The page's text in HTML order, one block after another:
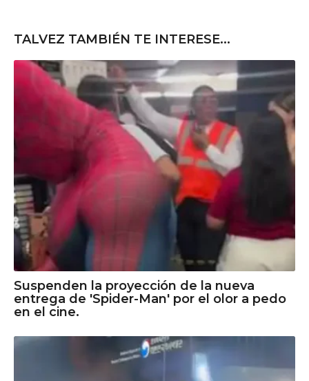
TALVEZ TAMBIÉN TE INTERESE...
Suspenden la proyección de la nueva
entrega de 'Spider-Man' por el olor a pedo
en el cine.